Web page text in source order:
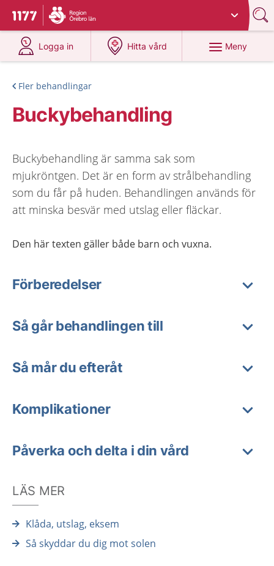
Till startsidan för 1177
Du har valt region
Logga in
på 1177.se
Hitta vård
på 1177.se
Meny
Fler behandlingar
Buckybehandling
Buckybehandling är samma sak som
mjukröntgen. Det är en form av strålbehandling
som du får på huden. Behandlingen används för
att minska besvär med utslag eller fläckar.
Den här texten gäller både barn och vuxna.
Förberedelser
Så går behandlingen till
Så mår du efteråt
Komplikationer
Påverka och delta i din vård
LÄS MER
Klåda, utslag, eksem
Så skyddar du dig mot solen